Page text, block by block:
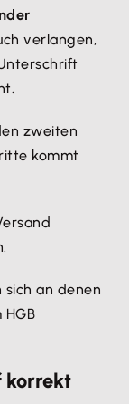
verlangen,
zweiten
kommt
sich an denen
korrekt